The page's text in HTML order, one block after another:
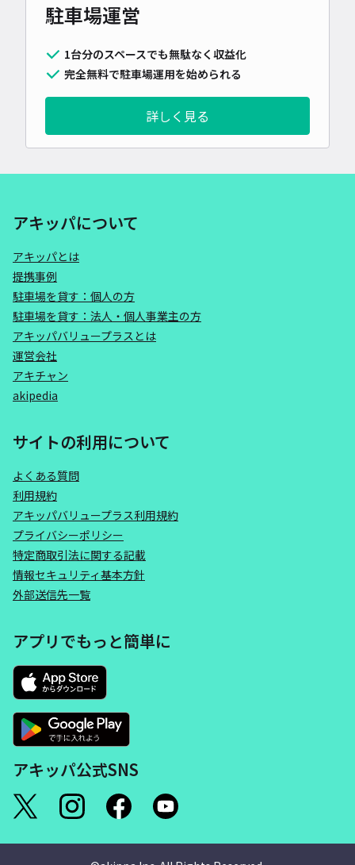
駐車場運営
1台分のスペースでも無駄なく収益化
完全無料で駐車場運用を始められる
詳しく見る
アキッパについて
アキッパとは
提携事例
駐車場を貸す：個人の方
駐車場を貸す：法人・個人事業主の方
アキッパバリュープラスとは
運営会社
アキチャン
akipedia
サイトの利用について
よくある質問
利用規約
アキッパバリュープラス利用規約
プライバシーポリシー
特定商取引法に関する記載
情報セキュリティ基本方針
外部送信先一覧
アプリでもっと簡単に
アキッパ公式SNS